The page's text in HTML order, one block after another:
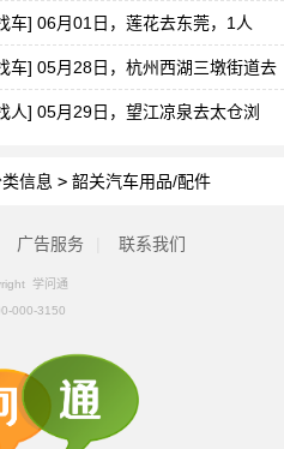
车] 06月01日，莲花去东莞，1人
车] 05月28日，杭州西湖三墩街道去
人] 05月29日，望江凉泉去太仓浏
信息 > 韶关汽车用品/配件
广告服务 联系我们
学问通
000-3150